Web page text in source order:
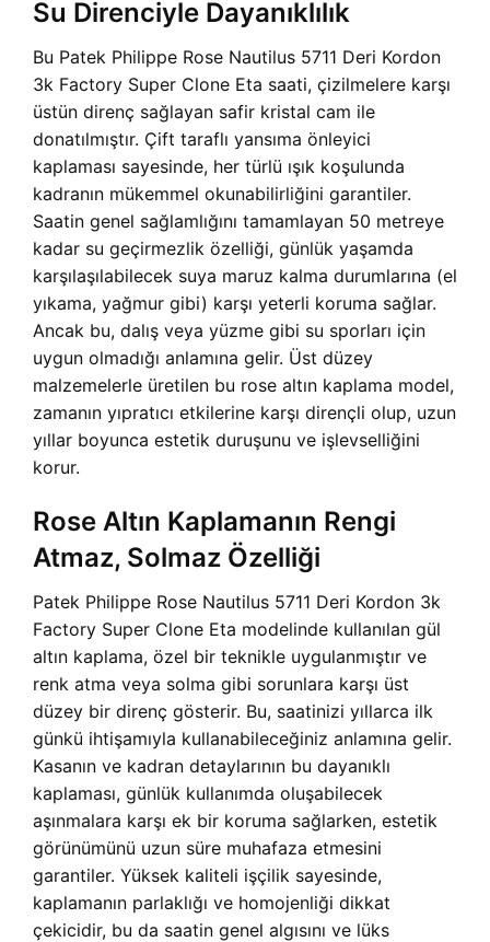
Su Direnciyle Dayanıklılık
Bu Patek Philippe Rose Nautilus 5711 Deri Kordon
3k Factory Super Clone Eta saati, çizilmelere karşı
üstün direnç sağlayan safir kristal cam ile
donatılmıştır. Çift taraflı yansıma önleyici
kaplaması sayesinde, her türlü ışık koşulunda
kadranın mükemmel okunabilirliğini garantiler.
Saatin genel sağlamlığını tamamlayan 50 metreye
kadar su geçirmezlik özelliği, günlük yaşamda
karşılaşılabilecek suya maruz kalma durumlarına (el
yıkama, yağmur gibi) karşı yeterli koruma sağlar.
Ancak bu, dalış veya yüzme gibi su sporları için
uygun olmadığı anlamına gelir. Üst düzey
malzemelerle üretilen bu rose altın kaplama model,
zamanın yıpratıcı etkilerine karşı dirençli olup, uzun
yıllar boyunca estetik duruşunu ve işlevselliğini
korur.
Rose Altın Kaplamanın Rengi
Atmaz, Solmaz Özelliği
Patek Philippe Rose Nautilus 5711 Deri Kordon 3k
Factory Super Clone Eta modelinde kullanılan gül
altın kaplama, özel bir teknikle uygulanmıştır ve
renk atma veya solma gibi sorunlara karşı üst
düzey bir direnç gösterir. Bu, saatinizi yıllarca ilk
günkü ihtişamıyla kullanabileceğiniz anlamına gelir.
Kasanın ve kadran detaylarının bu dayanıklı
kaplaması, günlük kullanımda oluşabilecek
aşınmalara karşı ek bir koruma sağlarken, estetik
görünümünü uzun süre muhafaza etmesini
garantiler. Yüksek kaliteli işçilik sayesinde,
kaplamanın parlaklığı ve homojenliği dikkat
çekicidir, bu da saatin genel algısını ve lüks